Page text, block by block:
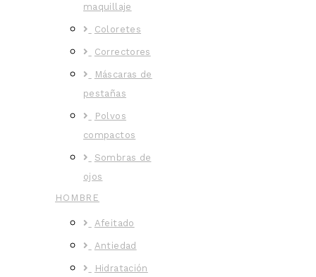
maquillaje
Coloretes
Correctores
Máscaras de
pestañas
Polvos
compactos
Sombras de
ojos
HOMBRE
Afeitado
Antiedad
Hidratación